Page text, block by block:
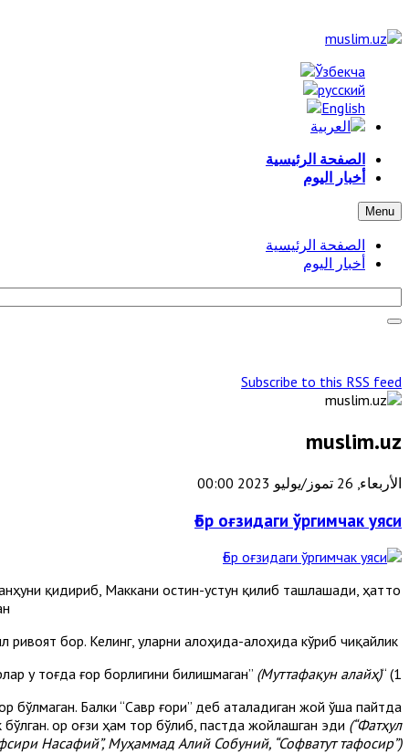
الصفحة الرئيسية
أخبار اليوم
Menu
الصفحة الرئيسية
أخبار اليوم
Subscribe to this RSS feed
muslim.uz
الأربعاء, 26 تموز/يوليو 2023 00:00
Ғор оғзидаги ўргимчак уяси
қидириб, Маккани остин-устун қилиб ташлашади, ҳатто
1) “Изқуварлар у тоғда ғор борлигини билишмаган”
(Муттафақун алайҳ)
бўлмаган. Балки “Савр ғори” деб аталадиган жой ўша пайтда
Ғор оғзи ҳам тор бўлиб, пастда жойлашган эди (“Фатҳул
Насафий”, Муҳаммад Алий Собуний, “Софватут тафосир”).